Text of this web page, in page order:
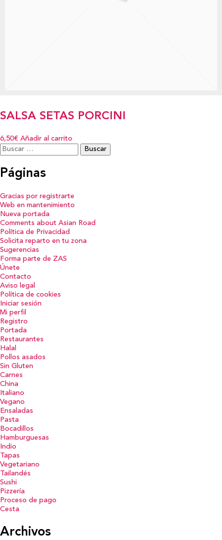
SALSA SETAS PORCINI
6,50€ Añadir al carrito
Buscar:
Páginas
Gracias por registrarte
Web en mantenimiento
Nueva portada
Comments about Asian Road
Política de Privacidad
Solicita reparto en tu zona
Sugerencias
Forma parte de ZAS
Únete
Contacto
Aviso legal
Política de cookies
Iniciar sesión
Mi perfil
Registro
Portada
Restaurantes
Halal
Pollos asados
Sin Gluten
Carnes
China
Italiano
Vegano
Ensaladas
Pasta
Bocadillos
Hamburguesas
Indio
Tapas
Vegetariano
Tailandés
Sushi
Pizzería
Proceso de pago
Cesta
Archivos